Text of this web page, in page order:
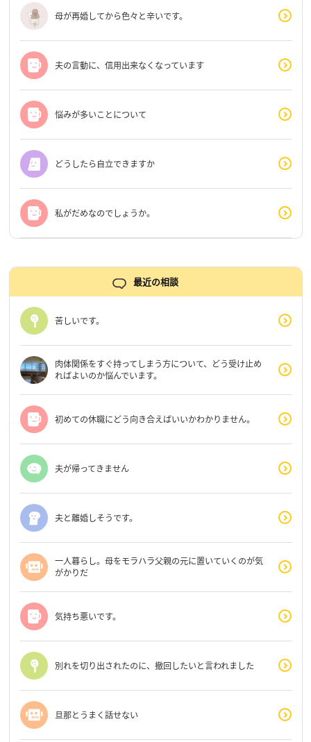
母が再婚してから色々と辛いです。
夫の言動に、信用出来なくなっています
悩みが多いことについて
どうしたら自立できますか
私がだめなのでしょうか。
最近の相談
苦しいです。
肉体関係をすぐ持ってしまう方について、どう受け止め
ればよいのか悩んでいます。
初めての休職にどう向き合えばいいかわかりません。
夫が帰ってきません
夫と離婚しそうです。
一人暮らし。母をモラハラ父親の元に置いていくのが気
がかりだ
気持ち悪いです。
別れを切り出されたのに、撤回したいと言われました
旦那とうまく話せない